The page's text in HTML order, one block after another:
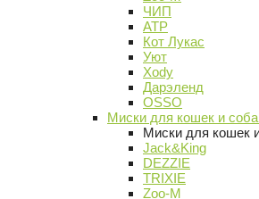
ЧИП
АТР
Кот Лукас
Уют
Xody
Дарэленд
OSSO
Миски для кошек и
Миски для кошек
Jack&King
DEZZIE
TRIXIE
Zoo-M